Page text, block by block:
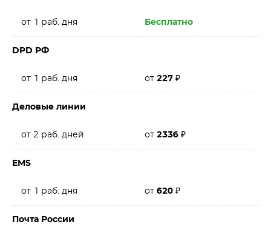
от 1 раб. дня Бесплатно
DPD РФ
от 1 раб. дня от 227 ₽
Деловые линии
от 2 раб. дней от 2336 ₽
EMS
от 1 раб. дня от 620 ₽
Почта России